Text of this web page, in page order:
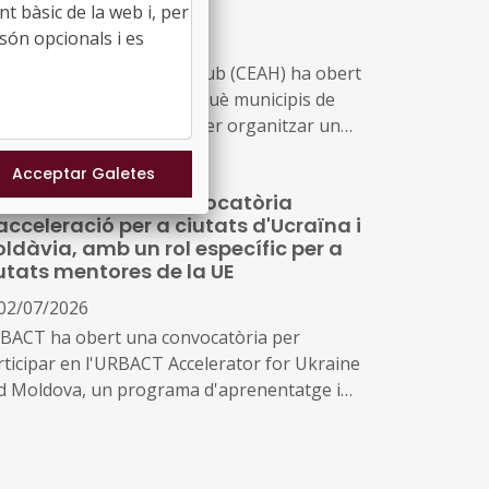
07/2026
Citizen Energy Advisory Hub (CEAH) ha obert
segona convocatòria perquè municipis de
la UE sol·licitin suport per organitzar un
d'Energia Ciutadana, un taller d'una
que involucra els ciutadans i actors
en co-crear solucions per a la transició
local.
obre una convocatòria
per a ciutats d'Ucraïna i
amb un rol específic per a
mentores de la UE
07/2026
ha obert una convocatòria per
en l'URBACT Accelerator for Ukraine
Moldova, un programa d'aprenentatge i
bàsic de la web i, per
opcionals i es